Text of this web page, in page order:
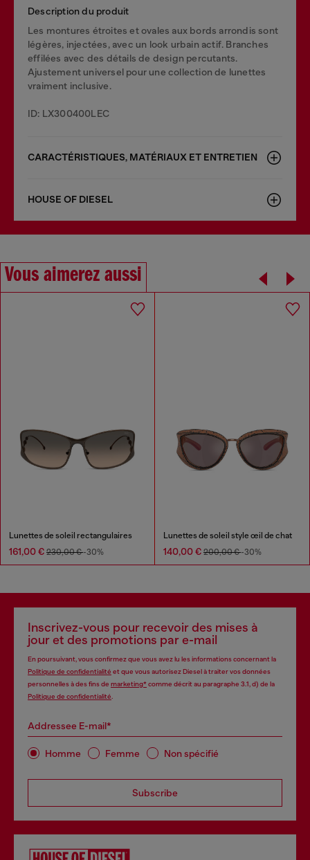
Description du produit
Les montures étroites et ovales aux bords arrondis sont
légères, injectées, avec un look urbain actif. Branches
effilées avec des détails de design percutants.
Ajustement universel pour une collection de lunettes
vraiment inclusive.
ID: LX300400LEC
CARACTÉRISTIQUES, MATÉRIAUX ET ENTRETIEN
HOUSE OF DIESEL
Vous aimerez aussi
Lunettes de soleil rectangulaires
161,00 € 230,00 €-30%
Lunettes de soleil style œil de chat
140,00 € 200,00 €-30%
Inscrivez-vous pour recevoir des mises à
jour et des promotions par e-mail
En poursuivant, vous confirmez que vous avez lu les informations concernant la
Politique de confidentialité et que vous autorisez Diesel à traiter vos données
personnelles à des fins de marketing*comme décrit au paragraphe 3.1, d) de la
Politique de confidentialité
Addressee E-mail*
Homme Femme Non spécifié
Subscribe